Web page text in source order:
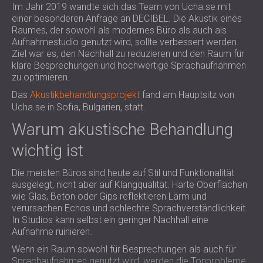
SCHALLSCHUTZ UND AKUSTIK FÜR
HALLEN
SCHALLDÄMMUNG UND
AKUSTIKLÖSUNGEN FÜR
EINZELHANDELSFLÄCHEN
SCHALLSCHUTZ UND AKUSTIK FÜR
BILDUNGSEINRICHTUNGEN
SCHALLSCHUTZ UND AKUSTIK FÜR
GESUNDHEITSEINRICHTUNGE
SCHALLSCHUTZ UND
AKUSTIKLÖSUNGEN FÜR DEN
AUDIOLOGIEBEREICH
SCHALLDÄMMUNG UND
AKUSTIKLÖSUNGEN FÜR
RECHENZENTREN
POLAND (PL)
FINLAND (FI)
РОССИЯ (RU)
USA (US)
SOUTH AFRICA (ZA)
Im Jahr 2019 wandte sich das Team von Ucha.se mit
einer besonderen Anfrage an DECIBEL. Die Akustik eines
Raumes, der sowohl als modernes Büro als auch als
Aufnahmestudio genutzt wird, sollte verbessert werden.
Ziel war es, den Nachhall zu reduzieren und den Raum für
klare Besprechungen und hochwertige Sprachaufnahmen
zu optimieren.
Das Akustikbehandlungsprojekt fand am Hauptsitz von
Ucha.se in Sofia, Bulgarien, statt.
Warum akustische Behandlung
wichtig ist
Die meisten Büros sind heute auf Stil und Funktionalität
ausgelegt, nicht aber auf Klangqualität. Harte Oberflächen
wie Glas, Beton oder Gips reflektieren Lärm und
verursachen Echos und schlechte Sprachverständlichkeit.
In Studios kann selbst ein geringer Nachhall eine
Aufnahme ruinieren.
Wenn ein Raum sowohl für Besprechungen als auch für